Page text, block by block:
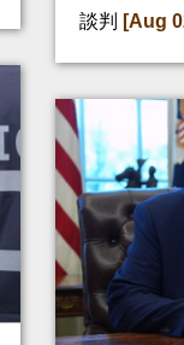
談判
[Aug